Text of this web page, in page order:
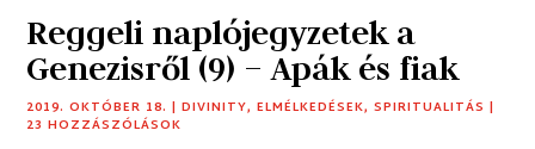
Reggeli naplójegyzetek a
Genezisről (9) – Apák és fiak
2019. OKTÓBER 18. |DIVINITY,ELMÉLKEDÉSEK,SPIRITUALITÁS |
23 HOZZÁSZÓLÁSOK